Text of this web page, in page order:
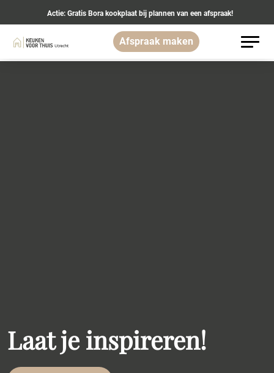
Actie: Gratis Bora kookplaat bij plannen van een afspraak!
Afspraak maken
Laat je inspireren!